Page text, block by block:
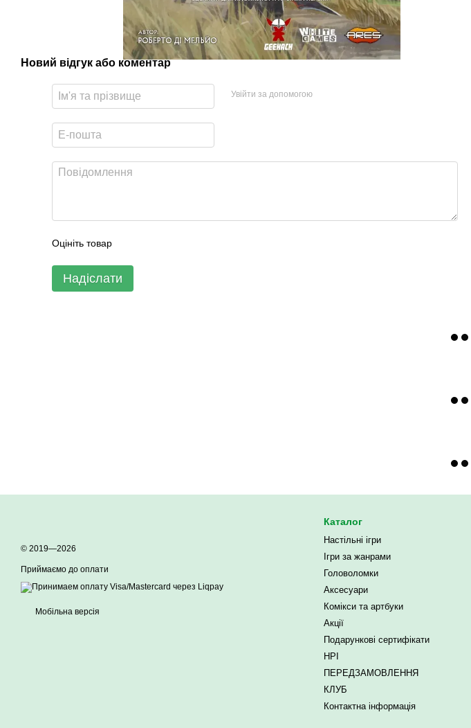
Новий відгук або коментар
Увійти за допомогою
Оцініть товар
Надіслати
© 2019—2026
Приймаємо до оплати
Мобільна версія
Каталог
Настільні ігри
Ігри за жанрами
Головоломки
Аксесуари
Комікси та артбуки
Акції
Подарункові сертифікати
НРІ
ПЕРЕДЗАМОВЛЕННЯ
КЛУБ
Контактна інформація